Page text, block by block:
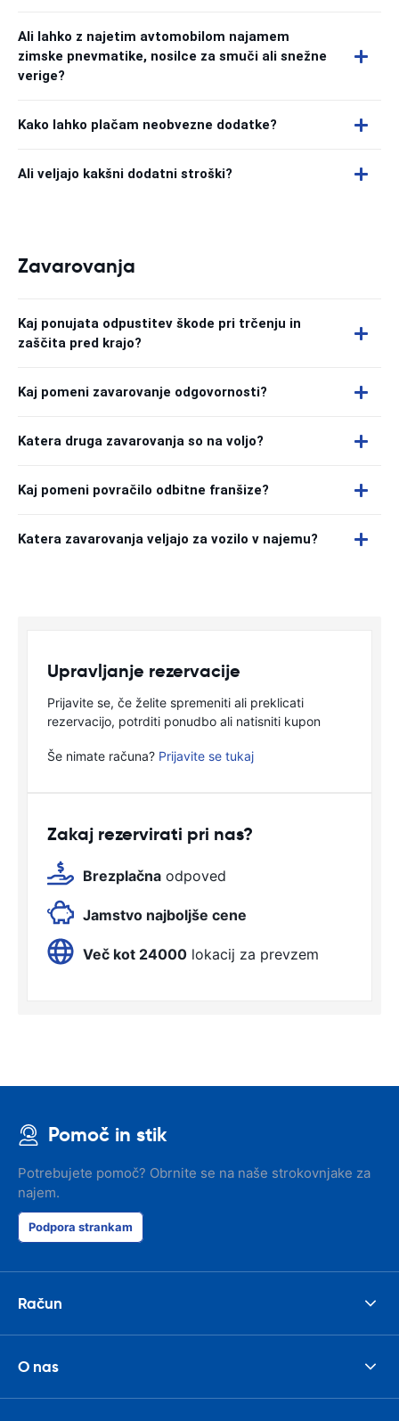
Ali lahko z najetim avtomobilom najamem
zimske pnevmatike, nosilce za smuči ali snežne
verige?
Kako lahko plačam neobvezne dodatke?
Ali veljajo kakšni dodatni stroški?
Zavarovanja
Kaj ponujata odpustitev škode pri trčenju in
zaščita pred krajo?
Kaj pomeni zavarovanje odgovornosti?
Katera druga zavarovanja so na voljo?
Kaj pomeni povračilo odbitne franšize?
Katera zavarovanja veljajo za vozilo v najemu?
Upravljanje rezervacije
Prijavite se, če želite spremeniti ali preklicati
rezervacijo, potrditi ponudbo ali natisniti kupon
Še nimate računa? Prijavite se tukaj
Zakaj rezervirati pri nas?
Brezplačna odpoved
Jamstvo najboljše cene
Več kot 24000 lokacij za prevzem
Pomoč in stik
Potrebujete pomoč? Obrnite se na naše strokovnjake za
najem.
Podpora strankam
Račun
O nas